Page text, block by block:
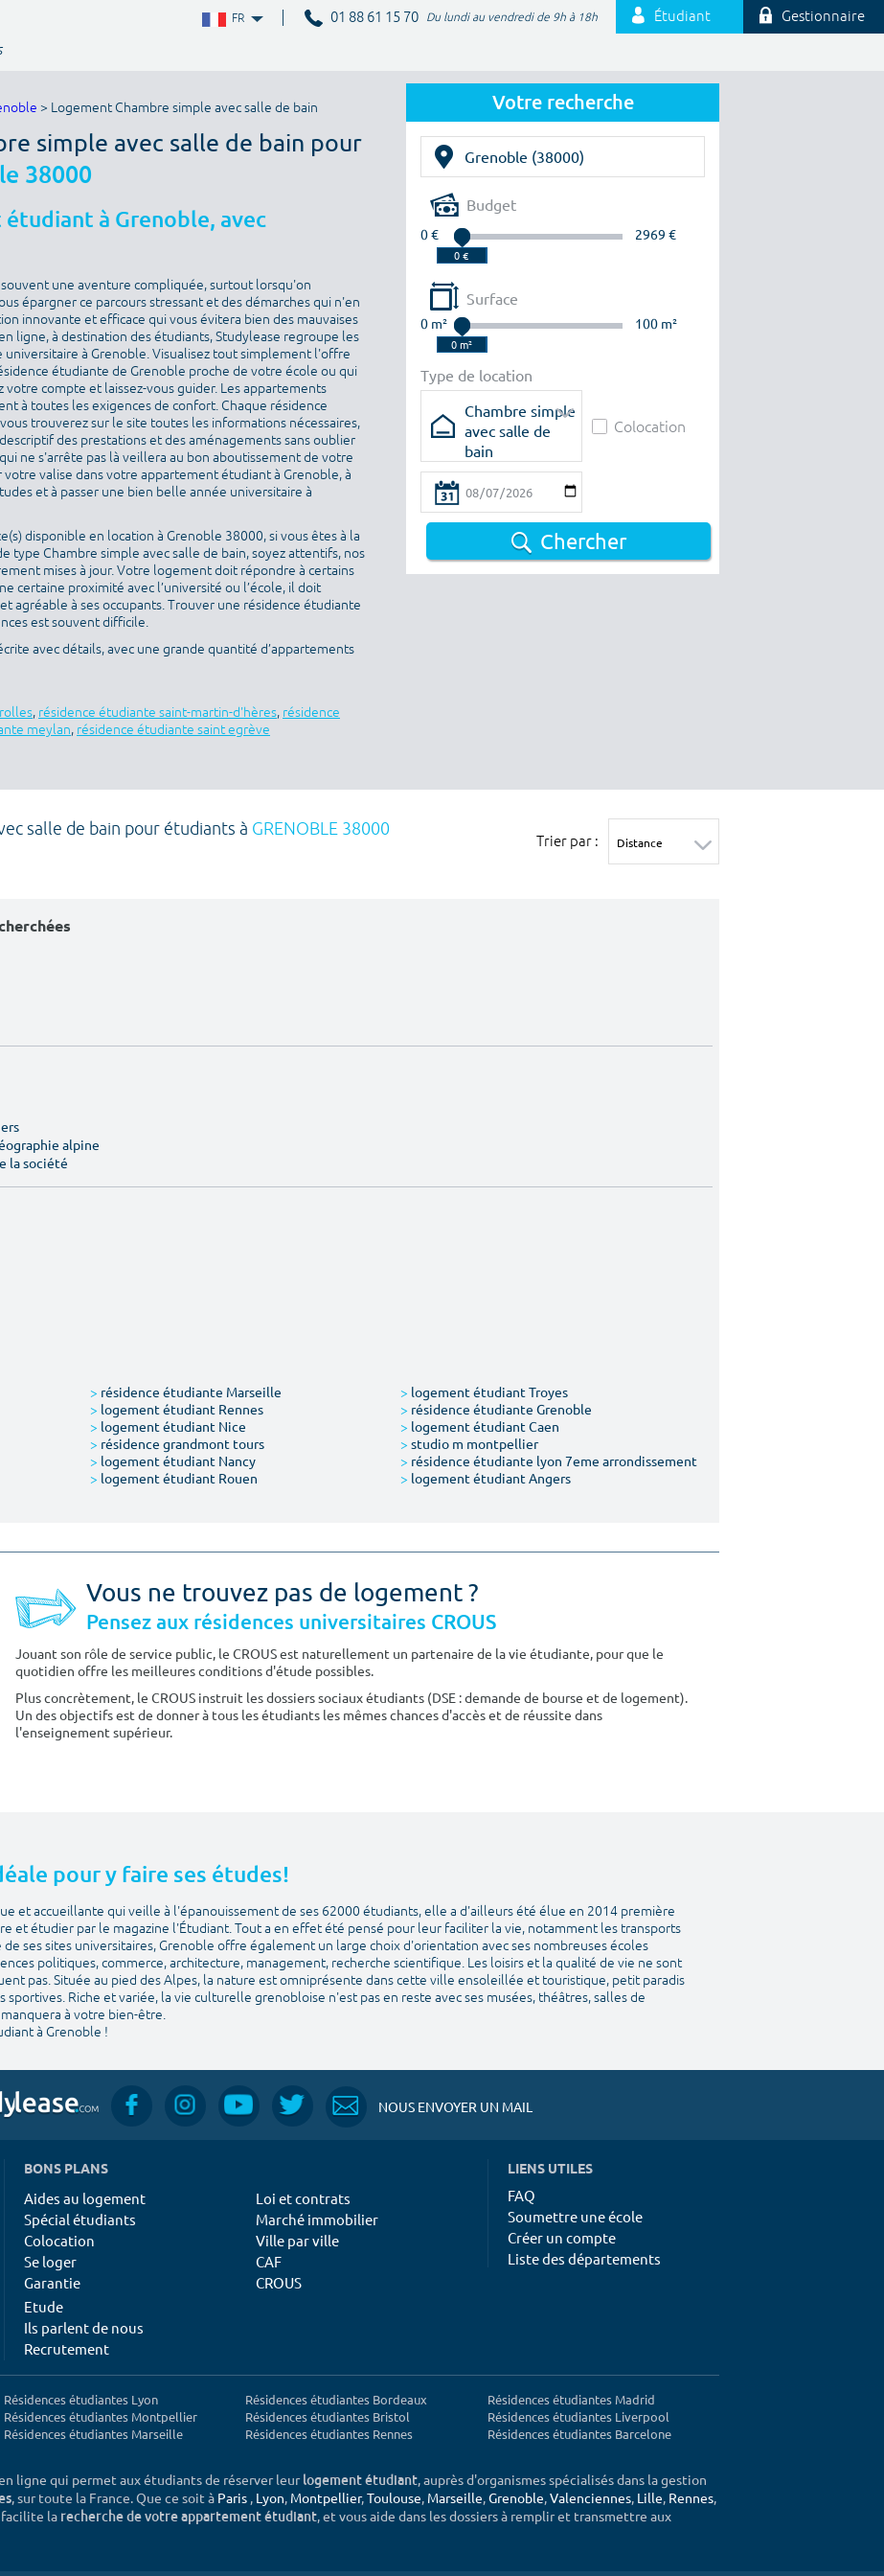
FR 01 88 61 15 70 Du lundi au vendredi de 9h à 18h Étudiant Gestionnaire
Votre recherche
Budget
0 € 2969 €
Surface
0 m² 100 m²
Type de location
Chambre simple
avec salle de
bain
Colocation
Chercher
> Logement Chambre simple avec salle de bain
simple avec salle de bain pour
38000
à Grenoble, avec
une aventure compliquée, surtout lorsqu'on
épargner ce parcours stressant et des démarches qui n'en
innovante et efficace qui vous évitera bien des mauvaises
ligne, à destination des étudiants, Studylease regroupe les
à Grenoble. Visualisez tout simplement l'offre
étudiante de Grenoble proche de votre école ou qui
votre compte et laissez-vous guider. Les appartements
à toutes les exigences de confort. Chaque résidence
trouverez sur le site toutes les informations nécessaires,
des prestations et des aménagements sans oublier
ne s'arrête pas là veillera au bon aboutissement de votre
votre valise dans votre appartement étudiant à Grenoble, à
et à passer une bien belle année universitaire à
disponible en location à Grenoble 38000, si vous êtes à la
type Chambre simple avec salle de bain, soyez attentifs, nos
mises à jour. Votre logement doit répondre à certains
certaine proximité avec l’université ou l’école, il doit
agréable à ses occupants. Trouver une résidence étudiante
est souvent difficile.
avec détails, avec une grande quantité d’appartements
, résidence étudiante saint-martin-d'hères, résidence
meylan, résidence étudiante saint egrève
salle de bain pour étudiants à GRENOBLE 38000
Trier par :
alpine
la société
> résidence étudiante Marseille > logement étudiant Troyes
> logement étudiant Rennes > résidence étudiante Grenoble
> logement étudiant Nice > logement étudiant Caen
> résidence grandmont tours > studio m montpellier
> logement étudiant Nancy > résidence étudiante lyon 7eme arrondissement
> logement étudiant Rouen > logement étudiant Angers
Vous ne trouvez pas de logement ?
Pensez aux résidences universitaires CROUS
Jouant son rôle de service public, le CROUS est naturellement un partenaire de la vie étudiante, pour que le
quotidien offre les meilleures conditions d'étude possibles.
Plus concrètement, le CROUS instruit les dossiers sociaux étudiants (DSE : demande de bourse et de logement).
Un des objectifs est de donner à tous les étudiants les mêmes chances d'accès et de réussite dans
l'enseignement supérieur.
pour y faire ses études!
et accueillante qui veille à l'épanouissement de ses 62000 étudiants, elle a d'ailleurs été élue en 2014 première
et étudier par le magazine l'Étudiant. Tout a en effet été pensé pour leur faciliter la vie, notamment les transports
de ses sites universitaires, Grenoble offre également un large choix d'orientation avec ses nombreuses écoles
politiques, commerce, architecture, management, recherche scientifique. Les loisirs et la qualité de vie ne sont
pas. Située au pied des Alpes, la nature est omniprésente dans cette ville ensoleillée et touristique, petit paradis
sportives. Riche et variée, la vie culturelle grenobloise n'est pas en reste avec ses musées, théâtres, salles de
à votre bien-être.
à Grenoble !
NOUS ENVOYER UN MAIL
BONS PLANS
Aides au logement
Spécial étudiants
Colocation
Se loger
Garantie
Loi et contrats
Marché immobilier
Ville par ville
CAF
CROUS
Etude
Ils parlent de nous
Recrutement
LIENS UTILES
FAQ
Soumettre une école
Créer un compte
Liste des départements
Résidences étudiantes Lyon
Résidences étudiantes Montpellier
Résidences étudiantes Marseille
Résidences étudiantes Bordeaux
Résidences étudiantes Bristol
Résidences étudiantes Rennes
Résidences étudiantes Madrid
Résidences étudiantes Liverpool
Résidences étudiantes Barcelone
ligne qui permet aux étudiants de réserver leurlogement étudiant, auprès d'organismes spécialisés dans la gestion
, sur toute la France. Que ce soit à Paris , Lyon, Montpellier,Toulouse, Marseille,Grenoble,Valenciennes, Lille, Rennes,
facilite la recherche de votre appartement étudiant, et vous aide dans les dossiers à remplir et transmettre aux